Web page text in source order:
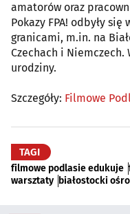
amatorów oraz
Pokazy FPA! odbyły
granicami, m.in. na
Czechach i Niemczech.
urodziny.
Szczegóły: Filmowe
TAGI
filmowe podlasie edukuje
warsztaty białostocki